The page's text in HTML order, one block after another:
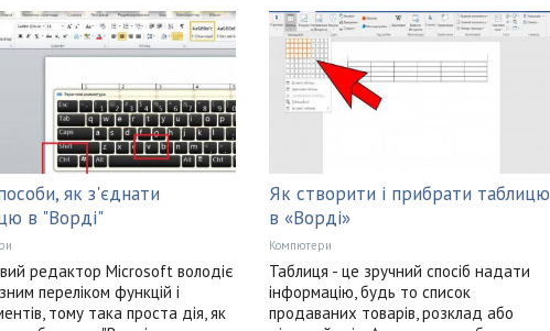
як з'єднати
в "Ворді"
редактор Microsoft володіє
переліком функцій і
тому така проста дія, як
Як створити і прибрати таблицю
в «Ворді»
Компютери
Таблиця - це зручний спосіб надати
інформацію, будь то список
продаваних товарів, розклад або